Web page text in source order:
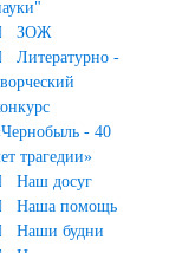
ЗОЖ
Литературно -
- 40
трагедии»
Наш досуг
Наша помощь
Наши будни